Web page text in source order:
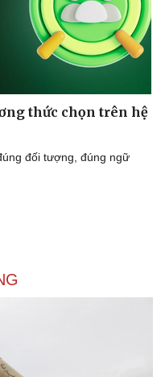
thức chọn trên hệ
đối tượng, đúng ngữ